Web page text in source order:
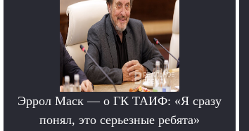
Эррол Маск — о ГК ТАИФ: «Я сразу
понял, это серьезные ребята»